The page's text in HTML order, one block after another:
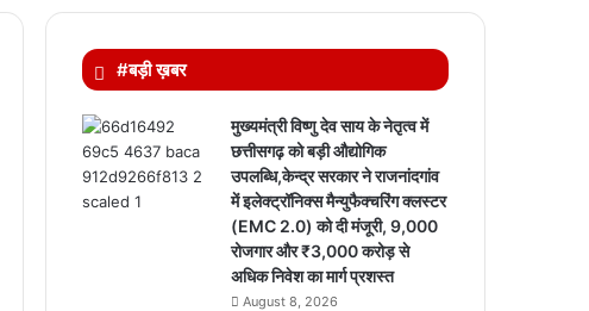
#बड़ी ख़बर
मुख्यमंत्री विष्णु देव साय के नेतृत्व में
छत्तीसगढ़ को बड़ी औद्योगिक
उपलब्धि,केन्द्र सरकार ने राजनांदगांव
में इलेक्ट्रॉनिक्स मैन्युफैक्चरिंग क्लस्टर
(EMC 2.0) को दी मंजूरी, 9,000
रोजगार और ₹3,000 करोड़ से
अधिक निवेश का मार्ग प्रशस्त
August 8, 2026